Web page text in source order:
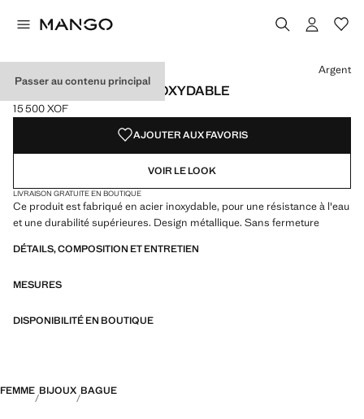
Passer au contenu principal
CHEVALIÈRE ACIER INOXYDABLE
Prix actuel [15 500 XOF ]
15 500 XOF
Choisissez une couleur
Argent
AJOUTER AUX FAVORIS
VOIR LE LOOK
LIVRAISON GRATUITE EN BOUTIQUE
Ce produit est fabriqué en acier inoxydable, pour une résistance à l'eau
et une durabilité supérieures. Design métallique. Sans fermeture
DÉTAILS, COMPOSITION ET ENTRETIEN
MESURES
DISPONIBILITÉ EN BOUTIQUE
FEMME BIJOUX BAGUE